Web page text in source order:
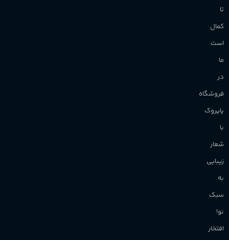
تا
کمال
است.
ما
در
فروشگاه
پاپروک
با
شعار
زیبایی
به
سبک
نو!
افتخار